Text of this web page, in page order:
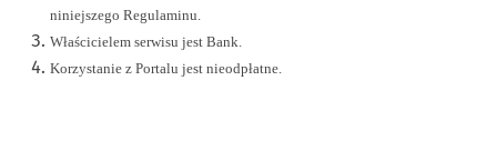
niniejszego Regulaminu.
Właścicielem serwisu jest Bank.
Korzystanie z Portalu jest nieodpłatne.